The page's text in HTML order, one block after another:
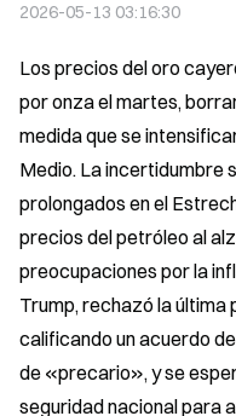
2026-05-13 03:16:30
Los precios del oro
por onza el martes,
medida que se
Medio. La incertidumbre
prolongados en el
precios del petróleo al
preocupaciones por la
Trump, rechazó la última
calificando un acuerdo
de «precario», y se
seguridad nacional para